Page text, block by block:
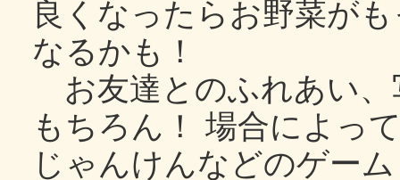
良くなったらお野菜が
なるかも！
お友達とのふれあい、
もちろん！ 場合によっ
じゃんけんなどのゲー